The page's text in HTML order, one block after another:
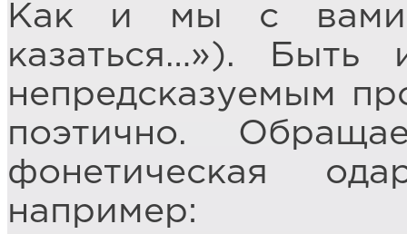
Как и мы с вами
казаться…»).
непредсказуемым
поэтично.
фонетическая
например: